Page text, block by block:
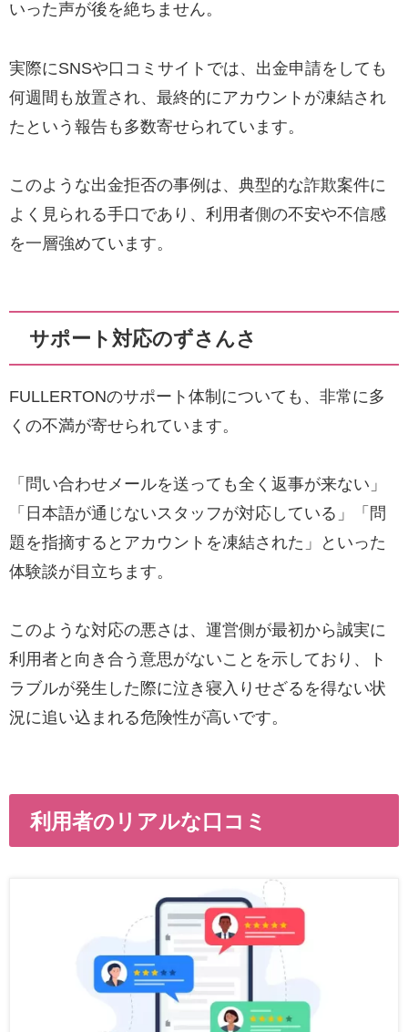
いった声が後を絶ちません。
実際にSNSや口コミサイトでは、出金申請をしても
何週間も放置され、最終的にアカウントが凍結され
たという報告も多数寄せられています。
このような出金拒否の事例は、典型的な詐欺案件に
よく見られる手口であり、利用者側の不安や不信感
を一層強めています。
サポート対応のずさんさ
FULLERTONのサポート体制についても、非常に多
くの不満が寄せられています。
「問い合わせメールを送っても全く返事が来ない」
「日本語が通じないスタッフが対応している」「問
題を指摘するとアカウントを凍結された」といった
体験談が目立ちます。
このような対応の悪さは、運営側が最初から誠実に
利用者と向き合う意思がないことを示しており、ト
ラブルが発生した際に泣き寝入りせざるを得ない状
況に追い込まれる危険性が高いです。
利用者のリアルな口コミ